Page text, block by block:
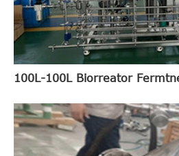
100L-100L Biorreator